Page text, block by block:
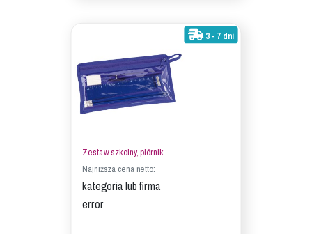
3 - 7 dni
Zestaw szkolny, piórnik
Najniższa cena netto:
kategoria lub firma
error